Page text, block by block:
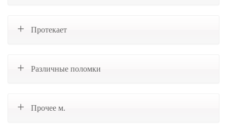
Протекает
Различные поломки
Прочее м.